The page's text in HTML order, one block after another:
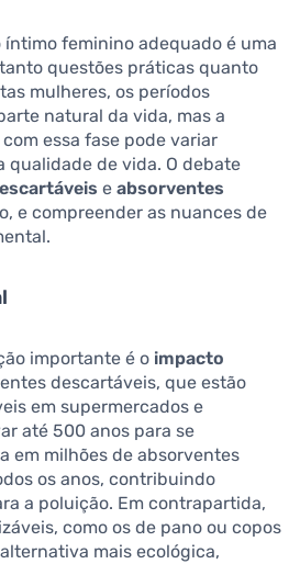
feminino adequado é uma
questões práticas quanto
mulheres, os períodos
natural da vida, mas a
essa fase pode variar
qualidade de vida. O debate
e absorventes
e compreender as nuances de
importante é o impacto
descartáveis, que estão
em supermercados e
até 500 anos para se
em milhões de absorventes
os anos, contribuindo
a poluição. Em contrapartida,
como os de pano ou copos
mais ecológica,